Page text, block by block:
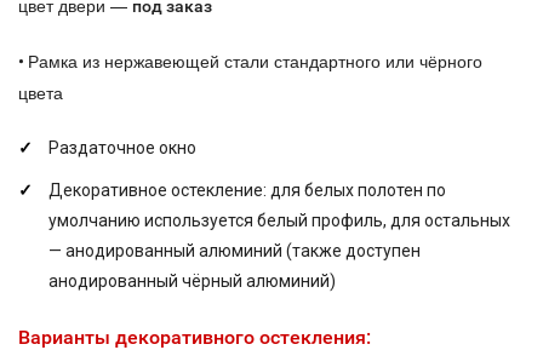
цвет двери — под заказ
• Рамка из нержавеющей стали стандартного или чёрного
цвета
Раздаточное окно
Декоративное остекление: для белых полотен по
умолчанию используется белый профиль, для остальных
— анодированный алюминий (также доступен
анодированный чёрный алюминий)
Варианты декоративного остекления: